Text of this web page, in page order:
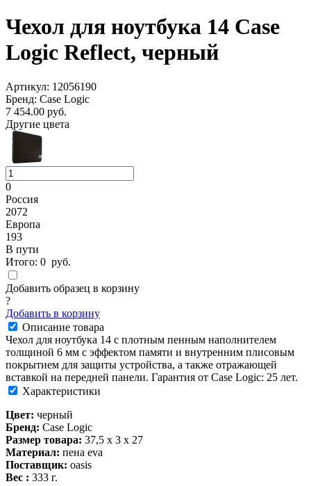
Чехол для ноутбука 14 Case
Logic Reflect, черный
Артикул: 12056190
Бренд: Case Logic
7 454.00 руб.
Другие цвета
0
Россия
2072
Европа
193
В пути
Итого: 0 руб.
Добавить образец в корзину
?
Добавить в корзину
Описание товара
Чехол для ноутбука 14 с плотным пенным наполнителем
толщиной 6 мм с эффектом памяти и внутренним плисовым
покрытием для защиты устройства, а также отражающей
вставкой на передней панели. Гарантия от Case Logic: 25 лет.
Характеристики
Цвет: черный
Бренд: Case Logic
Размер товара: 37,5 х 3 х 27
Материал: пена eva
Поставщик: oasis
Вес : 333 г.